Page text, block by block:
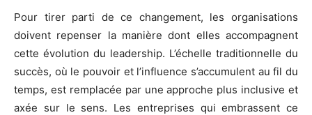
Pour tirer parti de ce changement, les organisations
doivent repenser la manière dont elles accompagnent
cette évolution du leadership. L’échelle traditionnelle du
succès, où le pouvoir et l’influence s’accumulent au fil du
temps, est remplacée par une approche plus inclusive et
axée sur le sens. Les entreprises qui embrassent ce